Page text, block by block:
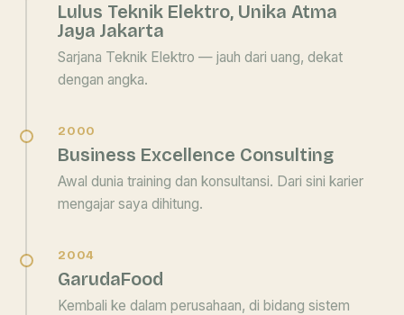
Lulus Teknik Elektro, Unika Atma
Jaya Jakarta
Sarjana Teknik Elektro — jauh dari uang, dekat
dengan angka.
2000
Business Excellence Consulting
Awal dunia training dan konsultansi. Dari sini karier
mengajar saya dihitung.
2004
GarudaFood
Kembali ke dalam perusahaan, di bidang sistem